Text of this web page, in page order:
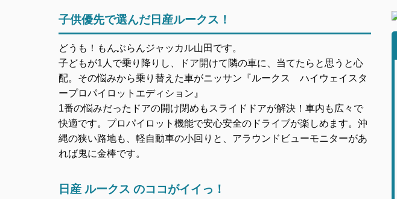
子供優先で選んだ日産ルークス！
どうも！もんぶらんジャッカル山田です。
子どもが1人で乗り降りし、ドア開けて隣の車に、当てたらと思うと心
配。その悩みから乗り替えた車がニッサン『ルークス ハイウェイスタ
ープロパイロットエディション』
1番の悩みだったドアの開け閉めもスライドドアが解決！車内も広々で
快適です。プロパイロット機能で安心安全のドライブが楽しめます。沖
縄の狭い路地も、軽自動車の小回りと、アラウンドビューモニターがあ
れば鬼に金棒です。
日産 ルークス のココがイイっ！